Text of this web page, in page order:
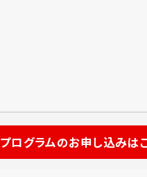
プログラムのお申し込みは